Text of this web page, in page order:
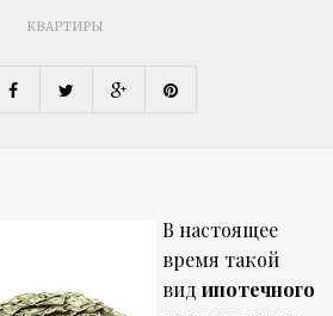
КВАРТИРЫ
В настоящее
время такой
вид ипотечного